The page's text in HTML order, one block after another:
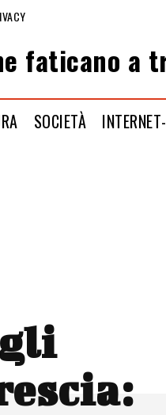
faticano a
SOCIETÀ